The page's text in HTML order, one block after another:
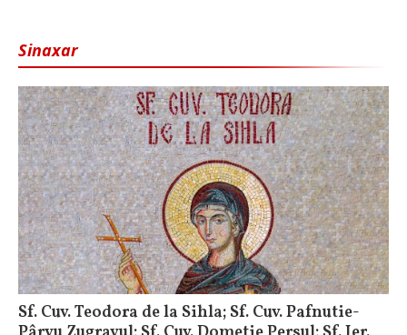
Sinaxar
Sf. Cuv. Teodora de la Sihla; Sf. Cuv. Pafnutie-